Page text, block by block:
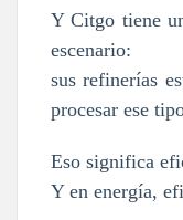
Y Citgo tiene
escenario:
sus refinerías
procesar ese
Eso significa
Y en energía,